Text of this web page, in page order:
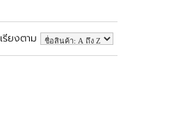
เรียงตาม